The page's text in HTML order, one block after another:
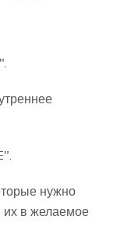
нужно
их в желаемое